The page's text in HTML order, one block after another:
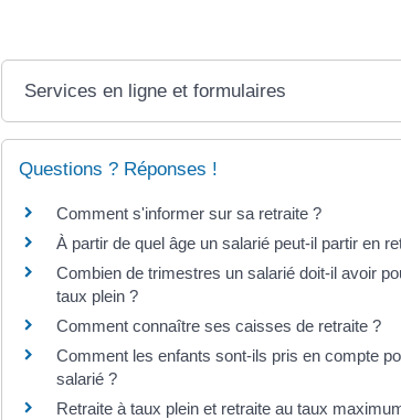
Services en ligne et formulaires
Questions ? Réponses !
Comment s'informer sur sa retraite ?
À partir de quel âge un salarié peut-il partir en
Combien de trimestres un salarié doit-il avoir
taux plein ?
Comment connaître ses caisses de retraite ?
Comment les enfants sont-ils pris en compte
salarié ?
Retraite à taux plein et retraite au taux